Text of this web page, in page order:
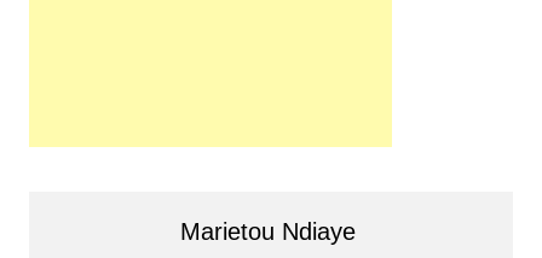
Marietou Ndiaye